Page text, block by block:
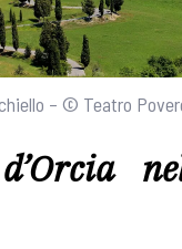
– © Teatro